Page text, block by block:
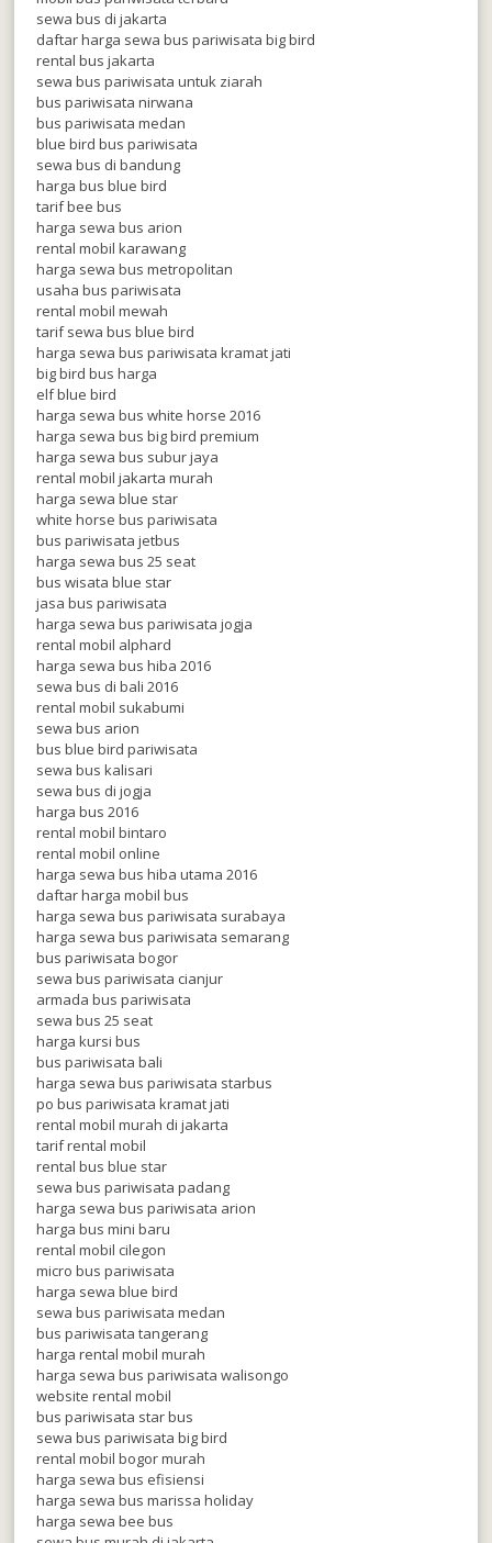
sewa bus di jakarta
daftar harga sewa bus pariwisata big bird
rental bus jakarta
sewa bus pariwisata untuk ziarah
bus pariwisata nirwana
bus pariwisata medan
blue bird bus pariwisata
sewa bus di bandung
harga bus blue bird
tarif bee bus
harga sewa bus arion
rental mobil karawang
harga sewa bus metropolitan
usaha bus pariwisata
rental mobil mewah
tarif sewa bus blue bird
harga sewa bus pariwisata kramat jati
big bird bus harga
elf blue bird
harga sewa bus white horse 2016
harga sewa bus big bird premium
harga sewa bus subur jaya
rental mobil jakarta murah
harga sewa blue star
white horse bus pariwisata
bus pariwisata jetbus
harga sewa bus 25 seat
bus wisata blue star
jasa bus pariwisata
harga sewa bus pariwisata jogja
rental mobil alphard
harga sewa bus hiba 2016
sewa bus di bali 2016
rental mobil sukabumi
sewa bus arion
bus blue bird pariwisata
sewa bus kalisari
sewa bus di jogja
harga bus 2016
rental mobil bintaro
rental mobil online
harga sewa bus hiba utama 2016
daftar harga mobil bus
harga sewa bus pariwisata surabaya
harga sewa bus pariwisata semarang
bus pariwisata bogor
sewa bus pariwisata cianjur
armada bus pariwisata
sewa bus 25 seat
harga kursi bus
bus pariwisata bali
harga sewa bus pariwisata starbus
po bus pariwisata kramat jati
rental mobil murah di jakarta
tarif rental mobil
rental bus blue star
sewa bus pariwisata padang
harga sewa bus pariwisata arion
harga bus mini baru
rental mobil cilegon
micro bus pariwisata
harga sewa blue bird
sewa bus pariwisata medan
bus pariwisata tangerang
harga rental mobil murah
harga sewa bus pariwisata walisongo
website rental mobil
bus pariwisata star bus
sewa bus pariwisata big bird
rental mobil bogor murah
harga sewa bus efisiensi
harga sewa bus marissa holiday
harga sewa bee bus